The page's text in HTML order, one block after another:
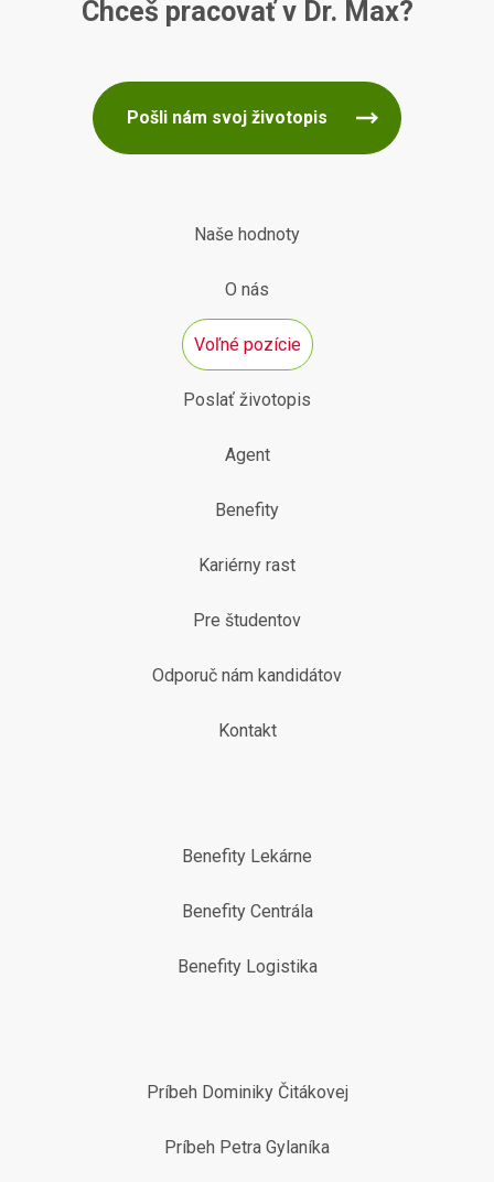
Chceš pracovať v Dr. Max?
Pošli nám svoj životopis
Naše hodnoty
O nás
Voľné pozície
Poslať životopis
Agent
Benefity
Kariérny rast
Pre študentov
Odporuč nám kandidátov
Kontakt
Benefity Lekárne
Benefity Centrála
Benefity Logistika
Príbeh Dominiky Čitákovej
Príbeh Petra Gylaníka